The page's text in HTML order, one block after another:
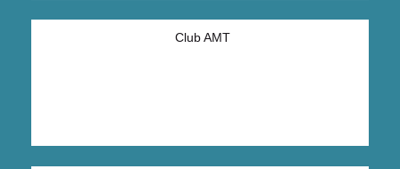
Club AMT